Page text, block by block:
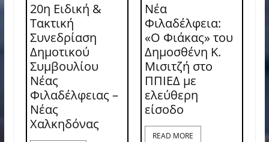
20η Ειδική &
Τακτική
Συνεδρίαση
Δημοτικού
Συμβουλίου
Νέας
Φιλαδέλφειας –
Νέας
Χαλκηδόνας
Νέα
Φιλαδέλφεια:
«Ο Φιάκας» του
Δημοσθένη Κ.
Μισιτζή στο
ΠΠΙΕΔ με
ελεύθερη
είσοδο
READ MORE